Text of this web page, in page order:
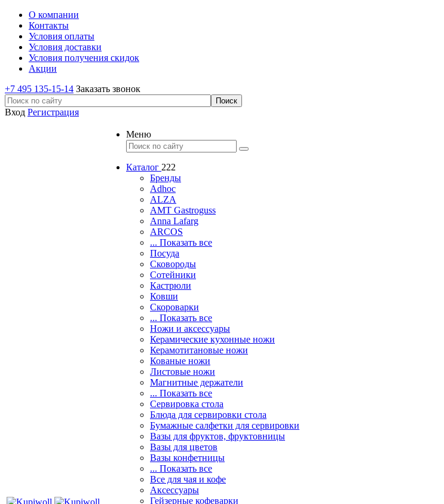
О компании
Контакты
Условия оплаты
Условия доставки
Условия получения скидок
Акции
+7 495 135-15-14 Заказать звонок
Вход Регистрация
Меню
Каталог 222
Бренды
Adhoc
ALZA
AMT Gastroguss
Anna Lafarg
ARCOS
... Показать все
Посуда
Сковороды
Сотейники
Кастрюли
Ковши
Скороварки
... Показать все
Ножи и аксессуары
Керамические кухонные ножи
Керамотитановые ножи
Кованые ножи
Листовые ножи
Магнитные держатели
... Показать все
Сервировка стола
Блюда для сервировки стола
Бумажные салфетки для сервировки
Вазы для фруктов, фруктовницы
Вазы для цветов
Вазы конфетницы
... Показать все
Все для чая и кофе
Аксессуары
Гейзерные кофеварки